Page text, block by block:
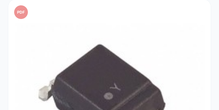
PDF